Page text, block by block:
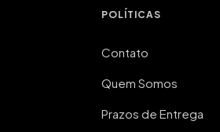
POLÍTICAS
Contato
Quem Somos
Prazos de Entrega